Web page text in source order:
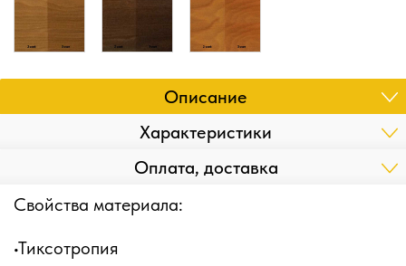
Описание
Характеристики
Оплата, доставка
Свойства материала:
•Тиксотропия